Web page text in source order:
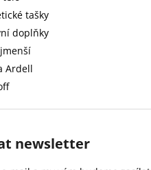
tašky
doplňky
Ardell
newsletter